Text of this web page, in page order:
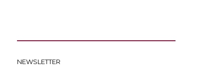
NEWSLETTER